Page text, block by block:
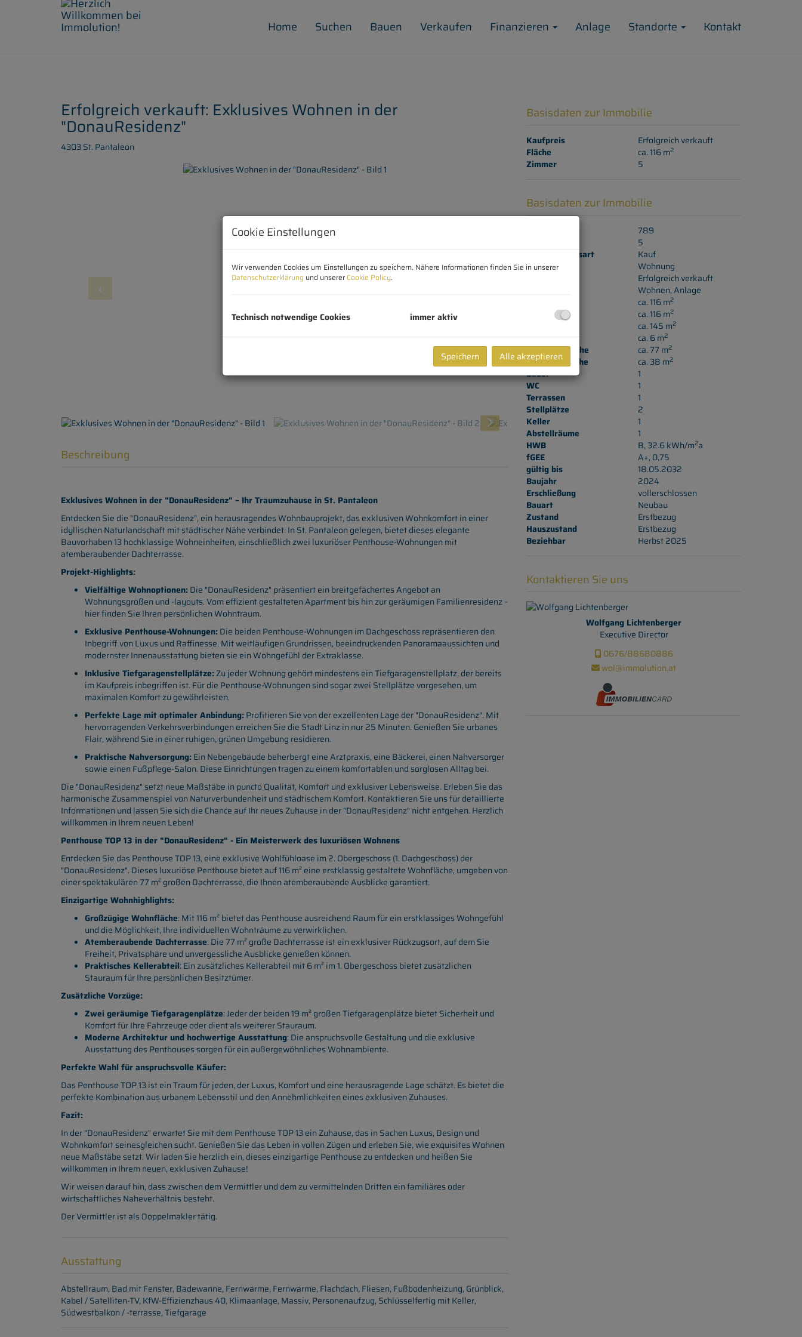
Home Suchen Bauen Verkaufen Finanzieren Anlage Standorte Kontakt
Erfolgreich verkauft: Exklusives Wohnen in der
"DonauResidenz"
4303 St. Pantaleon
Beschreibung
Exklusives Wohnen in der "DonauResidenz" – Ihr Traumzuhause in St. Pantaleon
Entdecken Sie die "DonauResidenz", ein herausragendes Wohnbauprojekt, das exklusiven Wohnkomfort in einer
idyllischen Naturlandschaft mit städtischer Nähe verbindet. In St. Pantaleon gelegen, bietet dieses elegante
Bauvorhaben 13 hochklassige Wohneinheiten, einschließlich zwei luxuriöser Penthouse-Wohnungen mit
atemberaubender Dachterrasse.
Projekt-Highlights:
Vielfältige Wohnoptionen:Die "DonauResidenz" präsentiert ein breitgefächertes Angebot an
Wohnungsgrößen und -layouts. Vom effizient gestalteten Apartment bis hin zur geräumigen Familienresidenz –
hier finden Sie Ihren persönlichen Wohntraum.
Exklusive Penthouse-Wohnungen:Die beiden Penthouse-Wohnungen im Dachgeschoss repräsentieren den
Inbegriff von Luxus und Raffinesse. Mit weitläufigen Grundrissen, beeindruckenden Panoramaaussichten und
modernster Innenausstattung bieten sie ein Wohngefühl der Extraklasse.
Inklusive Tiefgaragenstellplätze:Zu jeder Wohnung gehört mindestens ein Tiefgaragenstellplatz, der bereits
im Kaufpreis inbegriffen ist. Für die Penthouse-Wohnungen sind sogar zwei Stellplätze vorgesehen, um
maximalen Komfort zu gewährleisten.
Perfekte Lage mit optimaler Anbindung:Profitieren Sie von der exzellenten Lage der "DonauResidenz". Mit
hervorragenden Verkehrsverbindungen erreichen Sie die Stadt Linz in nur 25 Minuten. Genießen Sie urbanes
Flair, während Sie in einer ruhigen, grünen Umgebung residieren.
Praktische Nahversorgung:Ein Nebengebäude beherbergt eine Arztpraxis, eine Bäckerei, einen Nahversorger
sowie einen Fußpflege-Salon. Diese Einrichtungen tragen zu einem komfortablen und sorglosen Alltag bei.
Die "DonauResidenz" setzt neue Maßstäbe in puncto Qualität, Komfort und exklusiver Lebensweise. Erleben Sie das
harmonische Zusammenspiel von Naturverbundenheit und städtischem Komfort. Kontaktieren Sie uns für detaillierte
Informationen und lassen Sie sich die Chance auf Ihr neues Zuhause in der "DonauResidenz" nicht entgehen. Herzlich
willkommen in Ihrem neuen Leben!
Penthouse TOP 13 in der "DonauResidenz" - Ein Meisterwerk des luxuriösen Wohnens
Entdecken Sie das Penthouse TOP 13, eine exklusive Wohlfühloase im 2. Obergeschoss (1. Dachgeschoss) der
"DonauResidenz". Dieses luxuriöse Penthouse bietet auf 116 m² eine erstklassig gestaltete Wohnfläche, umgeben von
einer spektakulären 77 m² großen Dachterrasse, die Ihnen atemberaubende Ausblicke garantiert.
Einzigartige Wohnhighlights:
Großzügige Wohnfläche: Mit 116 m² bietet das Penthouse ausreichend Raum für ein erstklassiges Wohngefühl
und die Möglichkeit, Ihre individuellen Wohnträume zu verwirklichen.
Atemberaubende Dachterrasse: Die 77 m² große Dachterrasse ist ein exklusiver Rückzugsort, auf dem Sie
Freiheit, Privatsphäre und unvergessliche Ausblicke genießen können.
Praktisches Kellerabteil: Ein zusätzliches Kellerabteil mit 6 m² im 1. Obergeschoss bietet zusätzlichen
Stauraum für Ihre persönlichen Besitztümer.
Zusätzliche Vorzüge:
Zwei geräumige Tiefgaragenplätze: Jeder der beiden 19 m² großen Tiefgaragenplätze bietet Sicherheit und
Komfort für Ihre Fahrzeuge oder dient als weiterer Stauraum.
Moderne Architektur und hochwertige Ausstattung: Die anspruchsvolle Gestaltung und die exklusive
Ausstattung des Penthouses sorgen für ein außergewöhnliches Wohnambiente.
Perfekte Wahl für anspruchsvolle Käufer:
Das Penthouse TOP 13 ist ein Traum für jeden, der Luxus, Komfort und eine herausragende Lage schätzt. Es bietet die
perfekte Kombination aus urbanem Lebensstil und den Annehmlichkeiten eines exklusiven Zuhauses.
Fazit:
In der "DonauResidenz" erwartet Sie mit dem Penthouse TOP 13 ein Zuhause, das in Sachen Luxus, Design und
Wohnkomfort seinesgleichen sucht. Genießen Sie das Leben in vollen Zügen und erleben Sie, wie exquisites Wohnen
neue Maßstäbe setzt. Wir laden Sie herzlich ein, dieses einzigartige Penthouse zu entdecken und heißen Sie
willkommen in Ihrem neuen, exklusiven Zuhause!
Wir weisen darauf hin, dass zwischen dem Vermittler und dem zu vermittelnden Dritten ein familiäres oder
wirtschaftliches Naheverhältnis besteht.
Der Vermittler ist als Doppelmakler tätig.
Ausstattung
Abstellraum Bad mit Fenster Badewanne Fernwärme Fernwärme Flachdach Fliesen Fußbodenheizung Grünblick
Kabel / Satelliten-TV KfW-Effizienzhaus 40 Klimaanlage Massiv Personenaufzug Schlüsselfertig mit Keller
Südwestbalkon / -terrasse Tiefgarage
Basisdaten zur Immobilie
Kaufpreis
Erfolgreich verkauft
Fläche
ca. 116 m2
Zimmer 5
Basisdaten zur Immobilie
789
5
Vermarktungsart
Kauf
Objektart
Wohnung
Erfolgreich verkauft
Wohnen Anlage
ca. 116 m2
Wohnfläche ca. 116 m2
ca. 145 m2
Kellerfläche ca. 6 m2
Terrassenfläche ca. 77 m2
Stellplatzfläche ca. 38 m2
Bäder
1
WC
1
Terrassen
1
Stellplätze
2
Keller
1
Abstellräume
1
HWB
B, 32.6 kWh/m2a
fGEE
A+, 0,75
gültig bis
18.05.2032
Baujahr
2024
Erschließung
vollerschlossen
Bauart
Neubau
Zustand
Erstbezug
Hauszustand
Erstbezug
Beziehbar
Herbst 2025
Kontaktieren Sie uns
Wolfgang Lichtenberger
Executive Director
0676/88680886
wol@immolution.at
Cookie Einstellungen
Wir verwenden Cookies um Einstellungen zu speichern. Nähere Informationen finden Sie in unserer
Datenschutzerklärung und unserer Cookie Policy.
Technisch notwendige Cookies immer aktiv
Speichern Alle akzeptieren